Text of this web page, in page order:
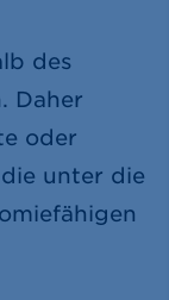
des
Daher
oder
unter die